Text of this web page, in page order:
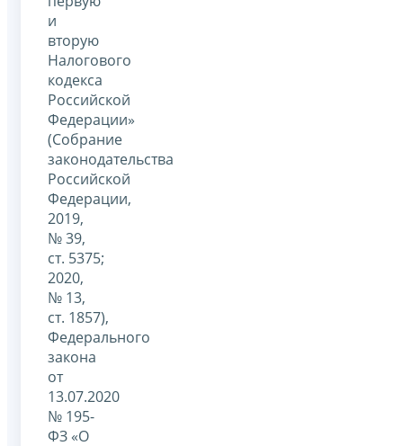
и
вторую
Налогового
кодекса
Российской
Федерации»
(Собрание
законодательства
Российской
Федерации,
2019,
№ 39,
ст. 5375;
2020,
№ 13,
ст. 1857),
Федерального
закона
от
13.07.2020
№ 195-
ФЗ «О